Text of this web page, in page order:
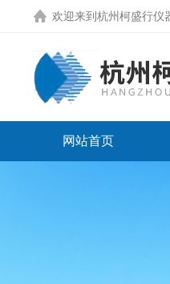
欢迎来到 杭州柯盛行仪
网站首页